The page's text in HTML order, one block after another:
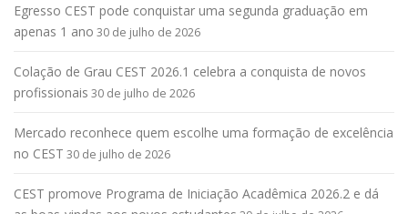
Egresso CEST pode conquistar uma segunda graduação em
apenas 1 ano 30 de julho de 2026
Colação de Grau CEST 2026.1 celebra a conquista de novos
profissionais 30 de julho de 2026
Mercado reconhece quem escolhe uma formação de excelência
no CEST 30 de julho de 2026
CEST promove Programa de Iniciação Acadêmica 2026.2 e dá